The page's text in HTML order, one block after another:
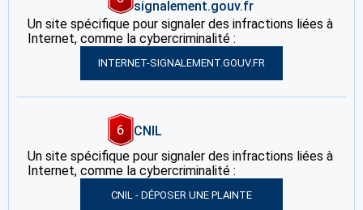
signalement.gouv.fr
Un site spécifique pour signaler des infractions liées à
Internet, comme la cybercriminalité :
INTERNET-SIGNALEMENT.GOUV.FR
6
CNIL
Un site spécifique pour signaler des infractions liées à
Internet, comme la cybercriminalité :
CNIL - DÉPOSER UNE PLAINTE